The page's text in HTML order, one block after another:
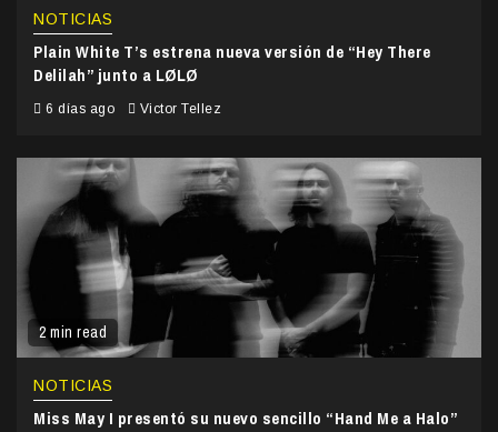
NOTICIAS
Plain White T’s estrena nueva versión de “Hey There
Delilah” junto a LØLØ
6 días ago Victor Tellez
2 min read
NOTICIAS
Miss May I presentó su nuevo sencillo “Hand Me a Halo”